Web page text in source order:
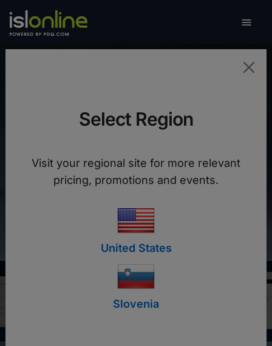

Povežite se s katerokoli napravo.
Začni novo sejo
Select Region
Visit your regional site for more relevant
pricing, promotions and events.
United States
Slovenia